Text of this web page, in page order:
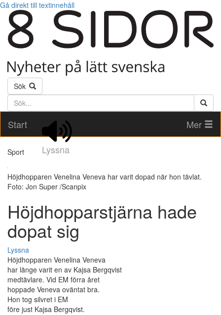
Gå direkt till textinnehåll
Sök
Söktext
Start
Lyssna
Mer
Sport
Höjdhopparen Venelina Veneva har varit dopad när hon tävlat.
Foto: Jon Super /Scanpix
Höjdhopparstjärna hade
dopat sig
Lyssna
Höjdhopparen Venelina Veneva
har länge varit en av Kajsa Bergqvist
medtävlare. Vid EM förra året
hoppade Veneva oväntat bra.
Hon tog silvret i EM
före just Kajsa Bergqvist.